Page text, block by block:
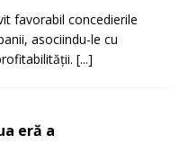
favorabil concedierile
asociindu-le cu
[...]
eră a